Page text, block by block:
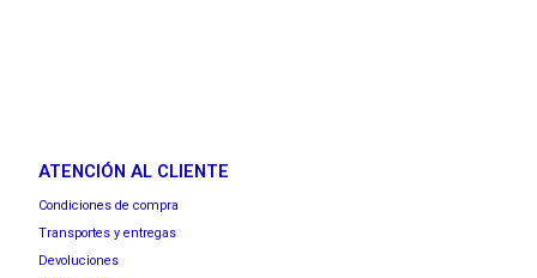
ATENCIÓN AL CLIENTE
Condiciones de compra
Transportes y entregas
Devoluciones